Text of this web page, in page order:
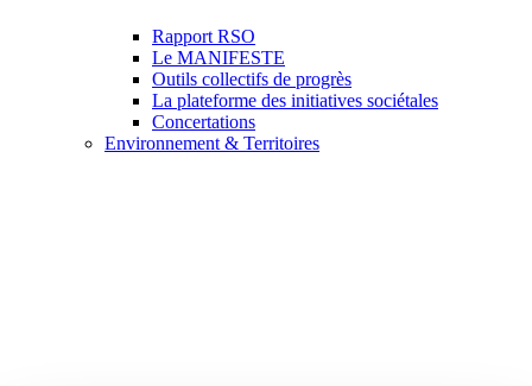
Rapport RSO
Le MANIFESTE
Outils collectifs de progrès
La plateforme des initiatives sociétales
Concertations
Environnement & Territoires